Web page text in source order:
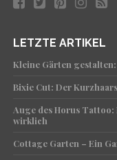
LETZTE ARTIKEL
Kleine Gärten
Bixie Cut: Der
Auge des Horus Tattoo:
wirklich
Cottage Garten – Ein